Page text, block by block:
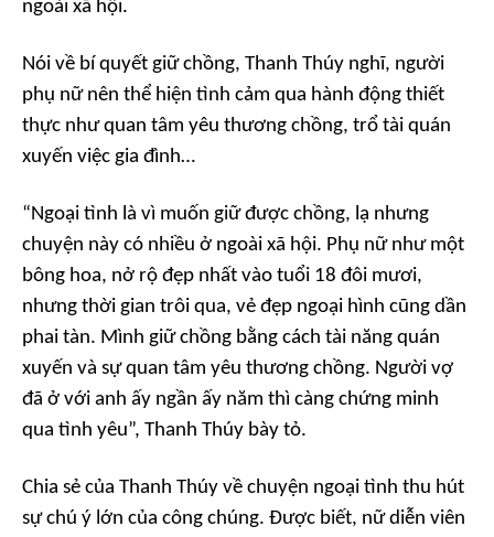
ngoài xã hội.
Nói về bí quyết giữ chồng, Thanh Thúy nghĩ, người
phụ nữ nên thể hiện tình cảm qua hành động thiết
thực như quan tâm yêu thương chồng, trổ tài quán
xuyến việc gia đình…
“Ngoại tình là vì muốn giữ được chồng, lạ nhưng
chuyện này có nhiều ở ngoài xã hội. Phụ nữ như một
bông hoa, nở rộ đẹp nhất vào tuổi 18 đôi mươi,
nhưng thời gian trôi qua, vẻ đẹp ngoại hình cũng dần
phai tàn. Mình giữ chồng bằng cách tài năng quán
xuyến và sự quan tâm yêu thương chồng. Người vợ
đã ở với anh ấy ngần ấy năm thì càng chứng minh
qua tình yêu”, Thanh Thúy bày tỏ.
Chia sẻ của Thanh Thúy về chuyện ngoại tình thu hút
sự chú ý lớn của công chúng. Được biết, nữ diễn viên